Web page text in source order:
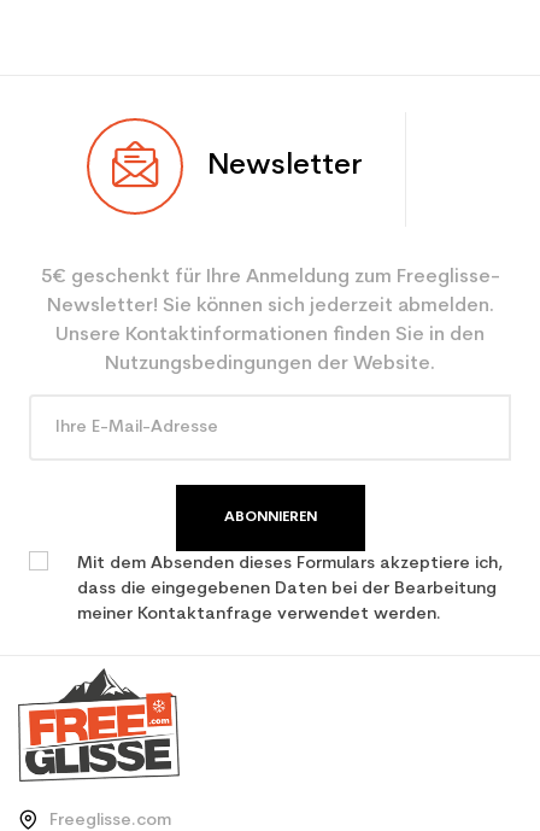
Newsletter
5€ geschenkt für Ihre Anmeldung zum Freeglisse-
Newsletter! Sie können sich jederzeit abmelden.
Unsere Kontaktinformationen finden Sie in den
Nutzungsbedingungen der Website.
ABONNIEREN
Mit dem Absenden dieses Formulars akzeptiere ich,
dass die eingegebenen Daten bei der Bearbeitung
meiner Kontaktanfrage verwendet werden.
Freeglisse.com